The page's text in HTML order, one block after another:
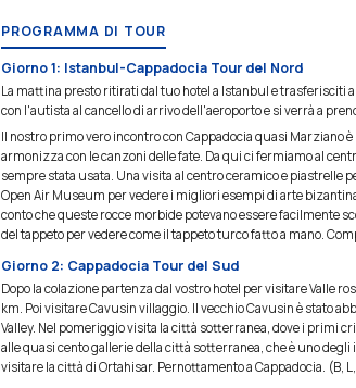
PROGRAMMA DI TOUR
Giorno 1: Istanbul-Cappadocia Tour del Nord
La mattina presto ritirati dal tuo hotel a Istanbul e trasferisciti
con l'autista al cancello di arrivo dell'aeroporto e si verrà a
Il nostro primo vero incontro con Cappadocia quasi Marziano
armonizza con le canzoni delle fate. Da qui ci fermiamo al
sempre stata usata. Una visita al centro ceramico e piastrelle
Open Air Museum per vedere i migliori esempi di arte
conto che queste rocce morbide potevano essere facilmente
del tappeto per vedere come il tappeto turco fatto a mano.
Giorno 2: Cappadocia Tour del Sud
Dopo la colazione partenza dal vostro hotel per visitare Valle
km. Poi visitare Cavusin villaggio. Il vecchio Cavusin è stato
Valley. Nel pomeriggio visita la città sotterranea, dove i primi
alle quasi cento gallerie della città sotterranea, che è uno
visitare la città di Ortahisar. Pernottamento a Cappadocia. (B, L,